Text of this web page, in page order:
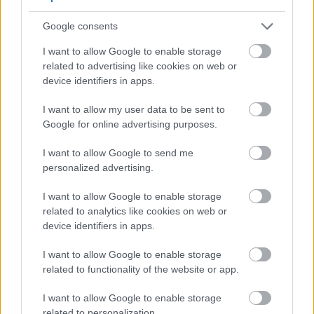
Google consents
I want to allow Google to enable storage
related to advertising like cookies on web or
device identifiers in apps.
I want to allow my user data to be sent to
Google for online advertising purposes.
I want to allow Google to send me
personalized advertising.
I want to allow Google to enable storage
related to analytics like cookies on web or
device identifiers in apps.
I want to allow Google to enable storage
related to functionality of the website or app.
I want to allow Google to enable storage
الأنسولين، وهو أمرٌ أساسي للحفاظ على استقرار مستوى السكر
في الدم وتدفق الطاقة.
يُعدّ القرفة مفيدًا جدًا للأشخاص الذين يعانون من مقاومة
الأنسولين، إذ ترتبط بمتلازمة التمثيل الغذائي وداء السكري من
النوع الثاني. ويمكن أن يُساهم إضافة القرفة إلى الوجبات في
تحسين صحة التمثيل الغذائي، مما يجعلها أداة فعّالة للتحكم
قد يعزز القرفة امتصاص الجلوكوز بواسطة الخلايا، مما
يحسن حساسية الأنسولين.
يمكن أن يساعد تناول القرفة بانتظام على تنظيم
قد يساهم هذا النوع من التوابل أيضاً في خفض